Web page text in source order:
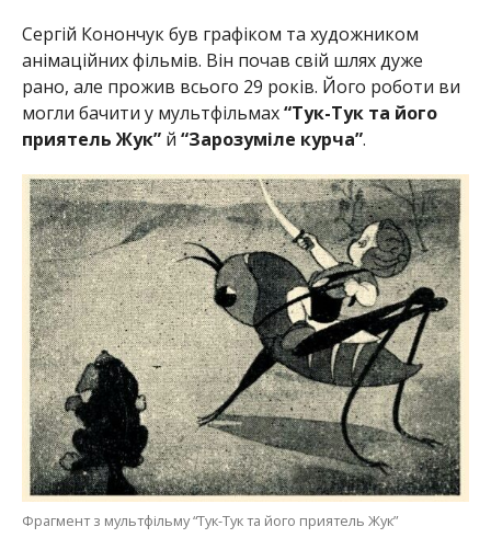
Сергій Конончук був графіком та художником
анімаційних фільмів. Він почав свій шлях дуже
рано, але прожив всього 29 років. Його роботи ви
могли бачити у мультфільмах“Тук-Тук та його
приятель Жук”й “Зарозуміле курча”.
Фрагмент з мультфільму “Тук-Тук та його приятель Жук”